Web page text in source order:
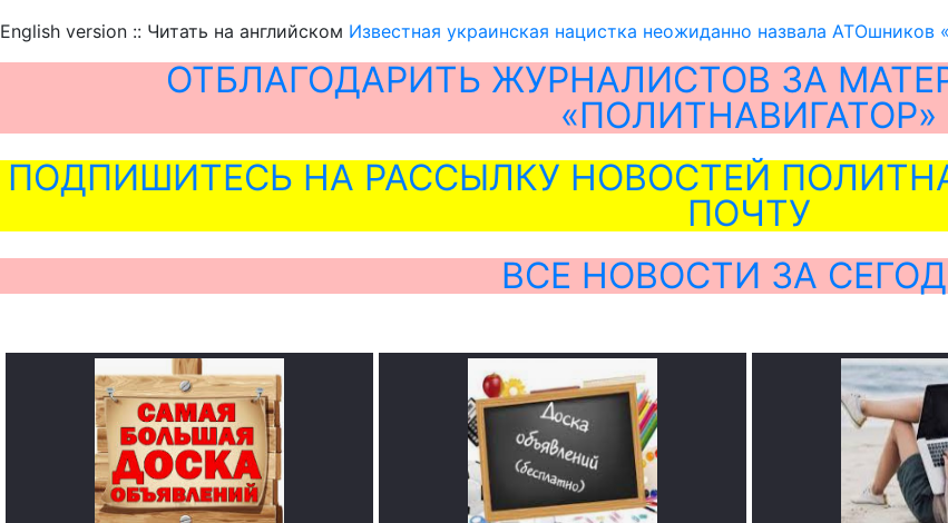
English version :: Читать на английском Известная украинская нацистка неожиданно назвала АТОшников
ОТБЛАГОДАРИТЬ ЖУРНАЛИСТОВ ЗА
«ПОЛИТНАВИГАТОР»
ПОДПИШИТЕСЬ НА РАССЫЛКУ НОВОСТЕЙ
ПОЧТУ
ВСЕ НОВОСТИ ЗА